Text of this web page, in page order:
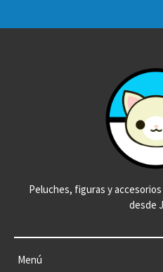
Peluches, figuras y
desde
Menú